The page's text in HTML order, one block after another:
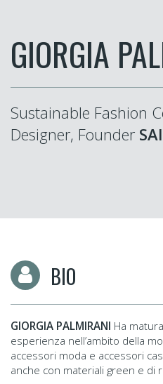
GIORGIA
Sustainable Fashion
Designer, Founder
BIO
GIORGIA PALMIRANI Ha
esperienza nell’ambito della
accessori moda e accessori
anche con materiali green e di